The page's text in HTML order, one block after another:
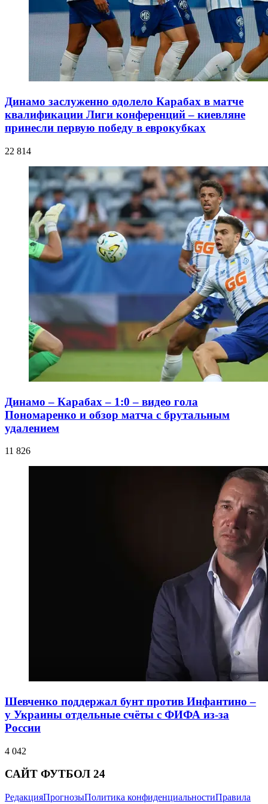
Динамо заслуженно одолело Карабах в матче
квалификации Лиги конференций – киевляне
принесли первую победу в еврокубках
22 814
Динамо – Карабах – 1:0 – видео гола
Пономаренко и обзор матча с брутальным
удалением
11 826
Шевченко поддержал бунт против Инфантино –
у Украины отдельные счёты с ФИФА из-за
России
4 042
САЙТ ФУТБОЛ 24
РедакцияПрогнозыПолитика конфиденциальностиПравила